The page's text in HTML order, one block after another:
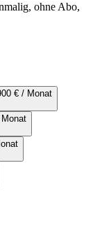
ohne Abo,
€ / Monat